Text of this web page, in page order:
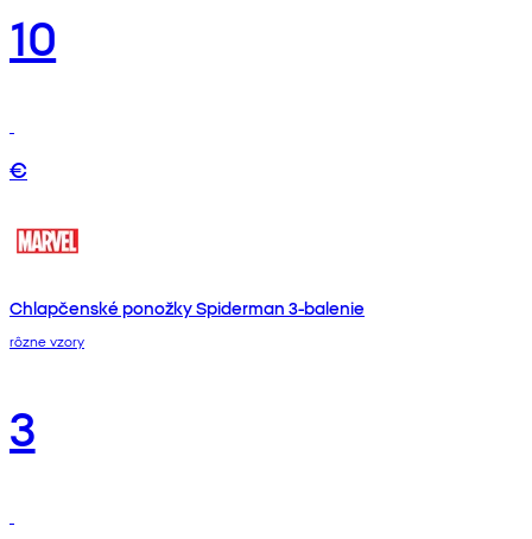
10
€
Chlapčenské ponožky Spiderman 3-balenie
rôzne vzory
3